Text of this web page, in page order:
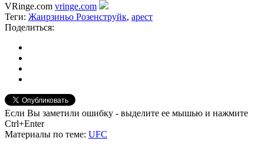
VRinge.com vringe.com
Теги: Жаирзиньо Розенструйк, арест
Поделиться:
Если Вы заметили ошибку - выделите ее мышью и нажмите
Ctrl+Enter
Материалы по теме: UFC